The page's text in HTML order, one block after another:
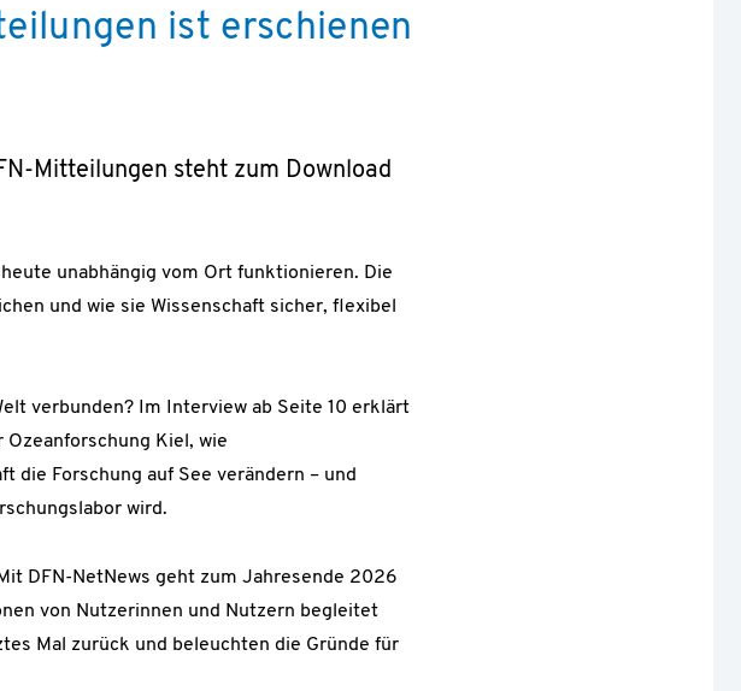
ist erschienen
Mitteilungen steht zum Download
unabhängig vom Ort funktionieren. Die
und wie sie Wissenschaft sicher, flexibel
verbunden? Im Interview ab Seite 10 erklärt
Kiel, wie
die Forschung auf See verändern – und
wird.
DFN-NetNews geht zum Jahresende 2026
von Nutzerinnen und Nutzern begleitet
Mal zurück und beleuchten die Gründe für